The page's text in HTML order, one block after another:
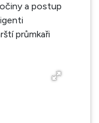
a postup
průmkaři